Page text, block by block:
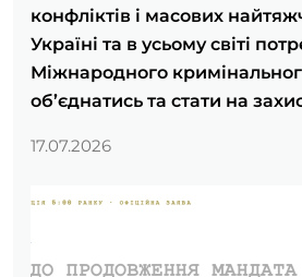
конфліктів і масових
Україні та в усьому світі
Міжнародного
об’єднатись та стати на
17.07.2026